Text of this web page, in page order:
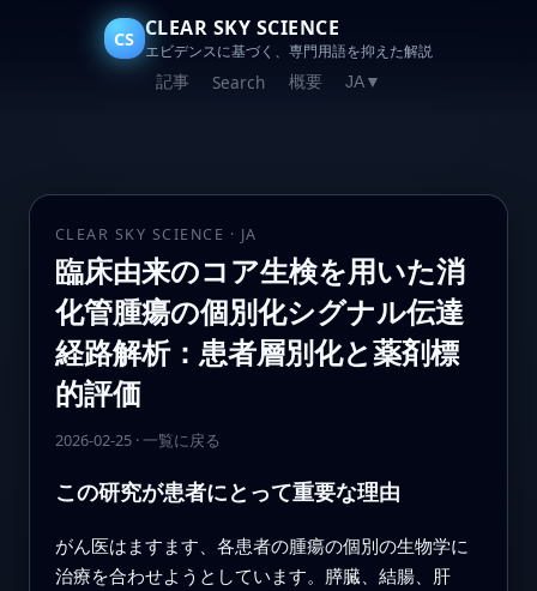
CS CLEAR SKY SCIENCE
エビデンスに基づく、専門用語を抑えた解説
記事 Search 概要 JA▼
CLEAR SKY SCIENCE · JA
臨床由来のコア生検を用いた消
化管腫瘍の個別化シグナル伝達
経路解析：患者層別化と薬剤標
的評価
2026-02-25· 一覧に戻る
この研究が患者にとって重要な理由
がん医はますます、各患者の腫瘍の個別の生物学に
治療を合わせようとしています。膵臓、結腸、肝